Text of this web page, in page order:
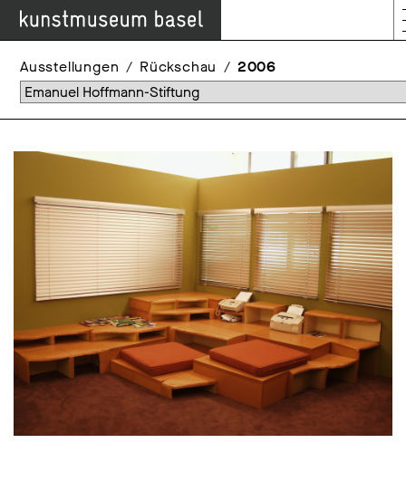
Ausstellungen Rückschau 2006